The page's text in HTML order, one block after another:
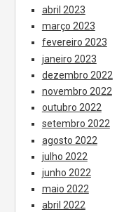
abril 2023
março 2023
fevereiro 2023
janeiro 2023
dezembro 2022
novembro 2022
outubro 2022
setembro 2022
agosto 2022
julho 2022
junho 2022
maio 2022
abril 2022